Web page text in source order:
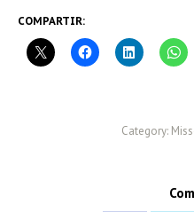
COMPARTIR:
Category: